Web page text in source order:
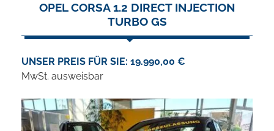
OPEL CORSA 1.2 DIRECT INJECTION
TURBO GS
UNSER PREIS FÜR SIE: 19.990,00 €
MwSt. ausweisbar